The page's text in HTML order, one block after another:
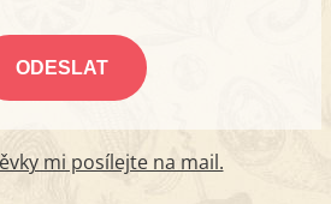
mi posílejte na mail.